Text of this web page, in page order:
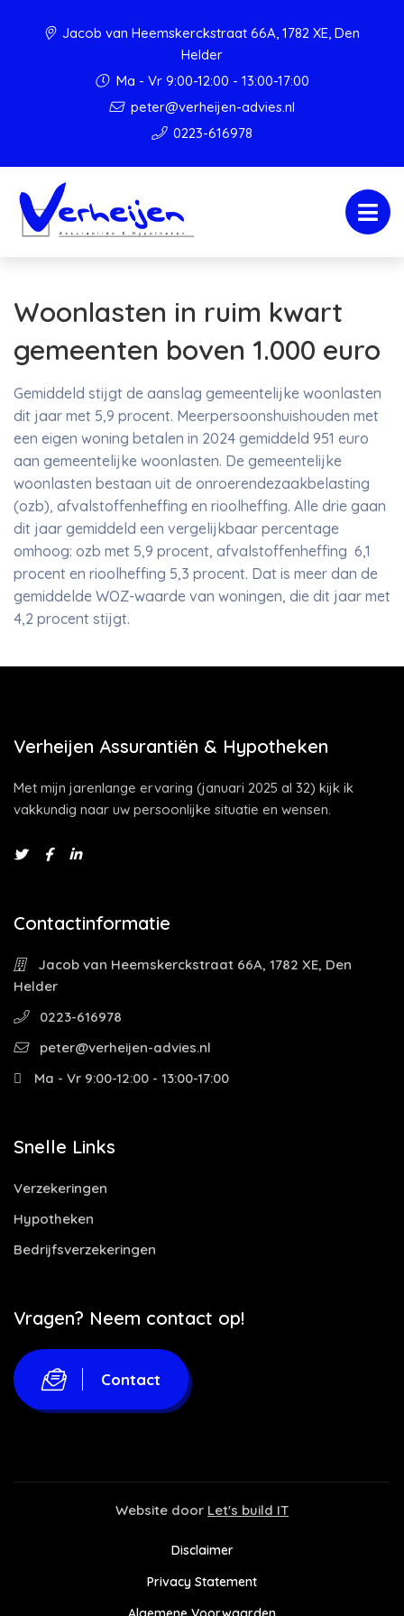
Jacob van Heemskerckstraat 66A, 1782 XE, Den
Helder
Ma - Vr 9:00-12:00 - 13:00-17:00
peter@verheijen-advies.nl
0223-616978
Woonlasten in ruim kwart
gemeenten boven 1.000 euro
Gemiddeld stijgt de aanslag gemeentelijke woonlasten
dit jaar met 5,9 procent. Meerpersoonshuishouden met
een eigen woning betalen in 2024 gemiddeld 951 euro
aan gemeentelijke woonlasten. De gemeentelijke
woonlasten bestaan uit de onroerendezaakbelasting
(ozb), afvalstoffenheffing en rioolheffing. Alle drie gaan
dit jaar gemiddeld een vergelijkbaar percentage
omhoog: ozb met 5,9 procent, afvalstoffenheffing 6,1
procent en rioolheffing 5,3 procent. Dat is meer dan de
gemiddelde WOZ-waarde van woningen, die dit jaar met
4,2 procent stijgt.
Verheijen Assurantiën & Hypotheken
Met mijn jarenlange ervaring (januari 2025 al 32) kijk ik
vakkundig naar uw persoonlijke situatie en wensen.
Contactinformatie
Jacob van Heemskerckstraat 66A, 1782 XE, Den
Helder
0223-616978
peter@verheijen-advies.nl
Ma - Vr 9:00-12:00 - 13:00-17:00
Snelle Links
Verzekeringen
Hypotheken
Bedrijfsverzekeringen
Vragen? Neem contact op!
Contact
Website door Let's build IT
Disclaimer
Privacy Statement